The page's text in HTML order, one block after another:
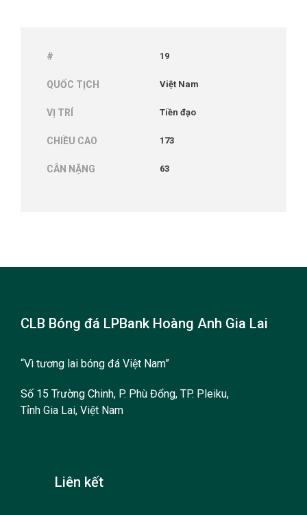
# 19
QUỐC TỊCH Việt Nam
VỊ TRÍ Tiền đạo
CHIỀU CAO 173
CÂN NẶNG 63
CLB Bóng đá LPBank Hoàng Anh Gia Lai
“Vì tương lai bóng đá Việt Nam”
Số 15 Trường Chinh, P. Phù Đổng, TP. Pleiku,
Tỉnh Gia Lai, Việt Nam
Liên kết